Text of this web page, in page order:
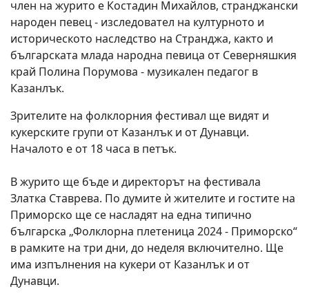
член на журито е Костадин Михайлов, странджански
народен певец - изследовател на културното и
историческото наследство на Странджа, както и
българската млада народна певица от Северняшкия
край Полина Порумова - музикален педагог в
Казанлък.
Зрителите на фолклорния фестивал ще видят и
кукерските групи от Казанлък и от Дунавци.
Началото е от 18 часа в петък.
В журито ще бъде и директорът на фестивала
Златка Ставрева. По думите ѝ жителите и гостите на
Приморско ще се насладят на една типично
българска „Фолклорна плетеница 2024 - Приморско“
в рамките на три дни, до неделя включително. Ще
има изпълнения на кукери от Казанлък и от
Дунавци.